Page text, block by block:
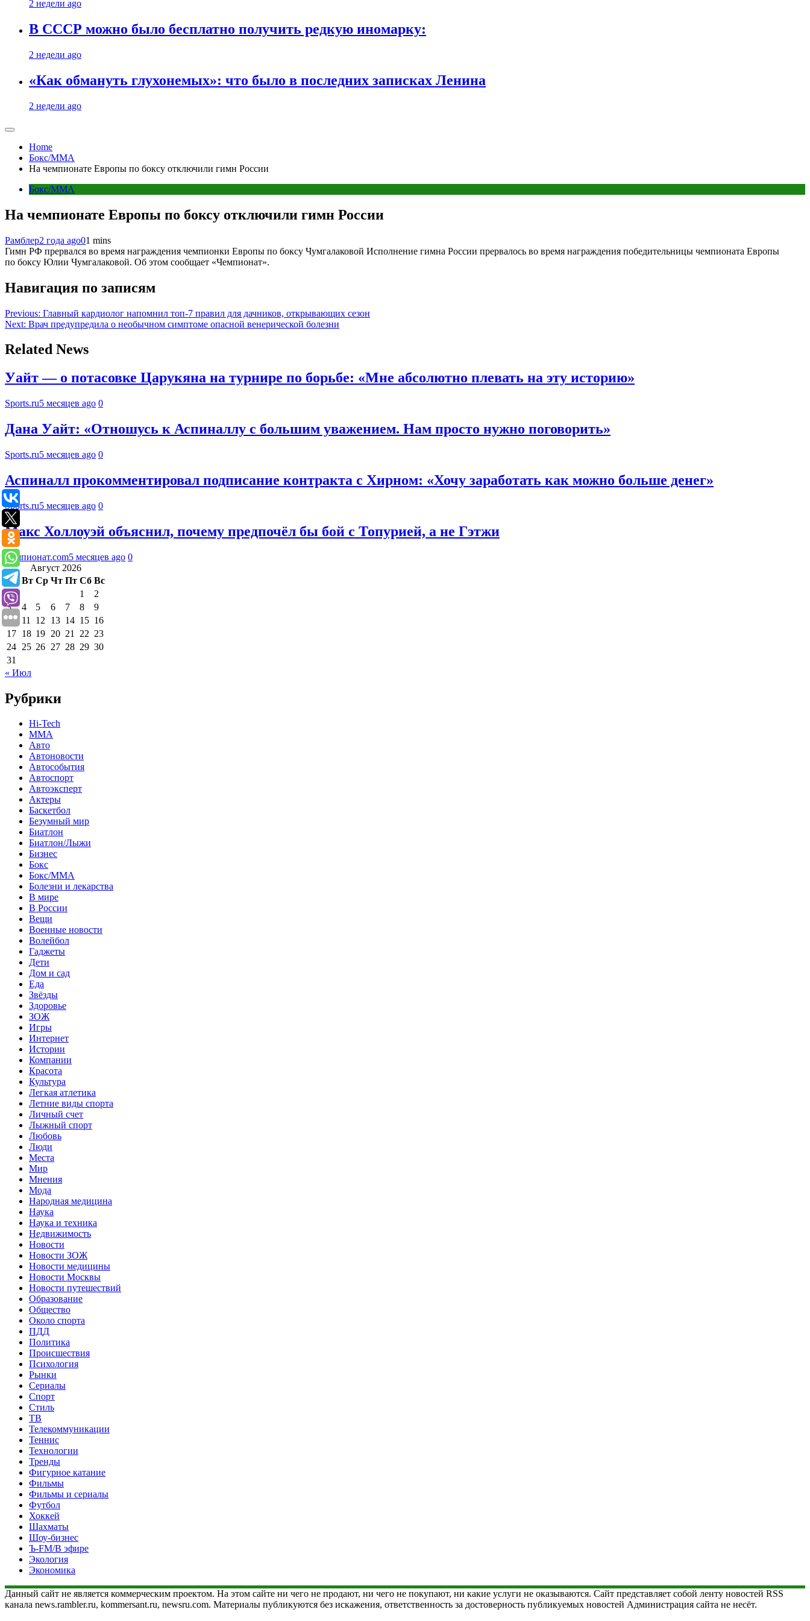
2 недели ago
В СССР можно было бесплатно получить редкую иномарку:
2 недели ago
«Как обмануть глухонемых»: что было в последних записках Ленина
2 недели ago
Home
Бокс/MMA
На чемпионате Европы по боксу отключили гимн России
Бокс/MMA
На чемпионате Европы по боксу отключили гимн России
Рамблер2 года ago01 mins
Гимн РФ прервался во время награждения чемпионки Европы по боксу Чумгалаковой Исполнение гимна России прервалось во время награждения победительницы чемпионата Европы
по боксу Юлии Чумгалаковой. Об этом сообщает «Чемпионат».
Навигация по записям
Previous: Главный кардиолог напомнил топ-7 правил для дачников, открывающих сезон
Next: Врач предупредила о необычном симптоме опасной венерической болезни
Related News
Уайт — о потасовке Царукяна на турнире по борьбе: «Мне абсолютно плевать на эту историю»
Sports.ru5 месяцев ago 0
Дана Уайт: «Отношусь к Аспиналлу с большим уважением. Нам просто нужно поговорить»
Sports.ru5 месяцев ago 0
Аспиналл прокомментировал подписание контракта с Хирном: «Хочу заработать как можно больше денег»
Sports.ru5 месяцев ago 0
Макс Холлоуэй объяснил, почему предпочёл бы бой с Топурией, а не Гэтжи
Чемпионат.com5 месяцев ago 0
Август 2026
Пн Вт Ср Чт Пт Сб Вс
1
2
3
4 5 6 7 8
9
10 11 12 13 14 15 16
17 18 19 20 21 22 23
24 25 26 27 28 29 30
31
« Июл
Рубрики
Hi-Tech
MMA
Авто
Автоновости
Автособытия
Автоспорт
Автоэксперт
Актеры
Баскетбол
Безумный мир
Биатлон
Биатлон/Лыжи
Бизнес
Бокс
Бокс/MMA
Болезни и лекарства
В мире
В России
Вещи
Военные новости
Волейбол
Гаджеты
Дети
Дом и сад
Еда
Звёзды
Здоровье
ЗОЖ
Игры
Интернет
Истории
Компании
Красота
Культура
Легкая атлетика
Летние виды спорта
Личный счет
Лыжный спорт
Любовь
Люди
Места
Мир
Мнения
Мода
Народная медицина
Наука
Наука и техника
Недвижимость
Новости
Новости ЗОЖ
Новости медицины
Новости Москвы
Новости путешествий
Образование
Общество
Около спорта
ПДД
Политика
Происшествия
Психология
Рынки
Сериалы
Спорт
Стиль
ТВ
Телекоммуникации
Теннис
Технологии
Тренды
Фигурное катание
Фильмы
Фильмы и сериалы
Футбол
Хоккей
Шахматы
Шоу-бизнес
Ъ-FM/В эфире
Экология
Экономика
Данный сайт не является коммерческим проектом. На этом сайте ни чего не продают, ни чего не покупают, ни какие услуги не оказываются. Сайт представляет собой ленту новостей RSS
канала news.rambler.ru, kommersant.ru, newsru.com. Материалы публикуются без искажения, ответственность за достоверность публикуемых новостей Администрация сайта не несёт.